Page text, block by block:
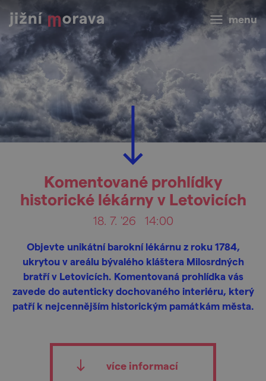
menu
Komentované prohlídky
historické lékárny v Letovicích
18. 7. '26 14:00
Objevte unikátní barokní lékárnu z roku 1784,
ukrytou v areálu bývalého kláštera Milosrdných
bratří v Letovicích. Komentovaná prohlídka vás
zavede do autenticky dochovaného interiéru, který
patří k nejcennějším historickým památkám města.
více informací